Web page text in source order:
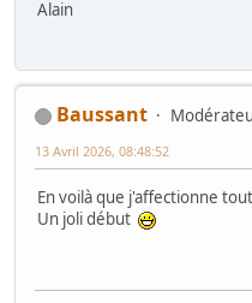
Alain
Baussant
13 Avril 2026, 08:48:52
En voilà que j'affectionne
Un joli début